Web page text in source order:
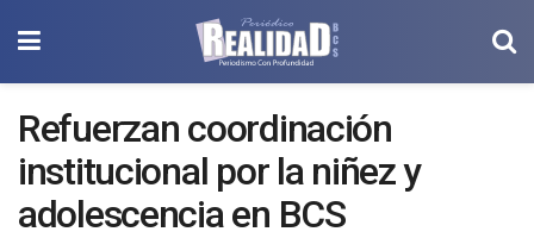
Refuerzan coordinación
institucional por la niñez y
adolescencia en BCS